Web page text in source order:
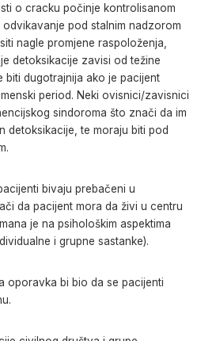
o cracku počinje kontrolisanom
pod stalnim nadzorom
nagle promjene raspoloženja,
detoksikacije zavisi od težine
dugotrajnija ako je pacijent
period. Neki ovisnici/zavisnici
sindoroma što znači da im
detoksikacije, te moraju biti pod
bivaju prebačeni u
da pacijent mora da živi u centru
je na psihološkim aspektima
i grupne sastanke).
oporavka bi bio da se pacijenti